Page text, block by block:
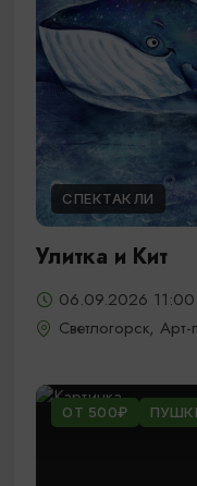
СПЕКТАКЛИ
Улитка и Кит
06.09.2026 11:00
Светлогорск,
ОТ 500₽